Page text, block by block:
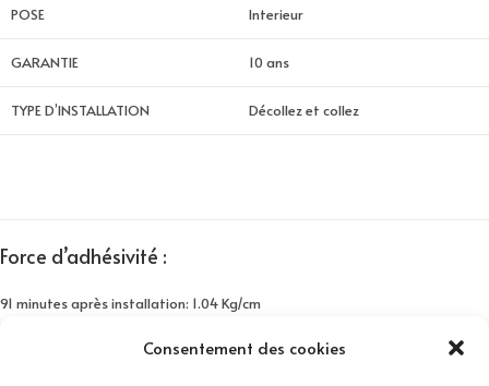
Consentement des cookies
POSE Interieur
GARANTIE 10 ans
TYPE D’INSTALLATION Décollez et collez
Force d’adhésivité :
91 minutes après installation: 1.04 Kg/cm
3 jours après installation: 1.51 Kg/cm